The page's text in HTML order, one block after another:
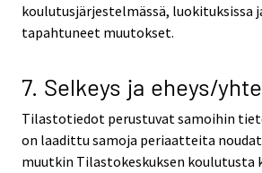
koulutusjärjestelmässä, luokituksissa
tapahtuneet muutokset.
7. Selkeys ja eheys/
Tilastotiedot perustuvat samoihin
on laadittu samoja periaatteita
muutkin Tilastokeskuksen koulutusta